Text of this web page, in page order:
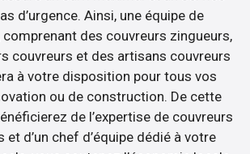
d’urgence. Ainsi, une équipe de
des couvreurs zingueurs,
couvreurs et des artisans couvreurs
à votre disposition pour tous vos
ou de construction. De cette
de l’expertise de couvreurs
et d’un chef d’équipe dédié à votre